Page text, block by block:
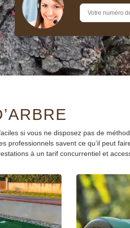
si vous ne disposez pas de
professionnels savent ce qu’il peut
à un tarif concurrentiel et